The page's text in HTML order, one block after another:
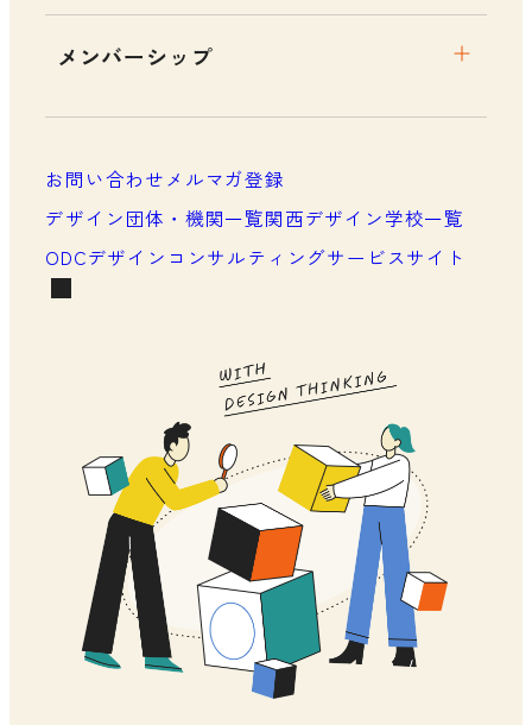
メンバーシップ
メンバーシップについて
お問い合わせメルマガ登録
デザイン団体・機関一覧関西デザイン学校一覧
ODCデザインコンサルティングサービスサイト